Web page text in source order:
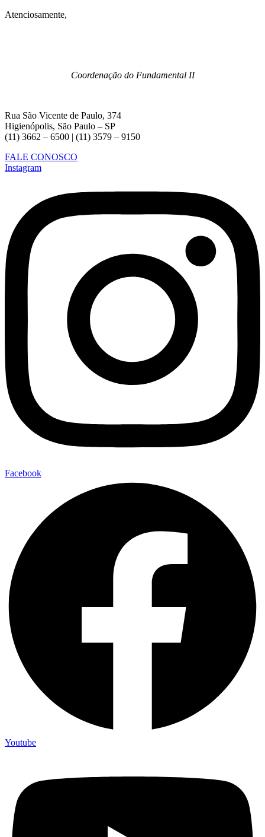
Atenciosamente,
Coordenação do Fundamental II
Rua São Vicente de Paulo, 374
Higienópolis, São Paulo – SP
(11) 3662 – 6500 | (11) 3579 – 9150
FALE CONOSCO
Instagram
Facebook
Youtube